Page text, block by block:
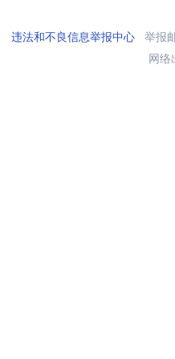
违法和不良信息举报中心举报
网